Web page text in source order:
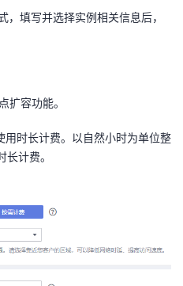
填写并选择实例相关信息后，
扩容功能。
用时长计费。以自然小时为单位整
计费。